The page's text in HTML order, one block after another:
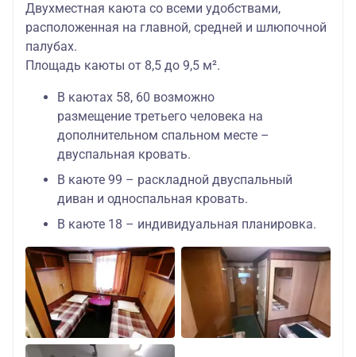
Двухместная каюта со всеми удобствами,
расположенная на главной, средней и шлюпочной
палубах.
Площадь каюты от 8,5 до 9,5 м².
В каютах 58, 60 возможно
размещение третьего человека на
дополнительном спальном месте –
двуспальная кровать.
В каюте 99 – раскладной двуспальный
диван и односпальная кровать.
В каюте 18 – индивидуальная планировка.